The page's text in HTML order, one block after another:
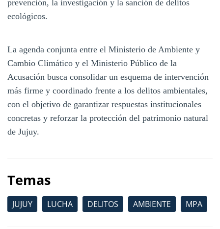
prevención, la investigación y la sanción de delitos
ecológicos.
La agenda conjunta entre el Ministerio de Ambiente y
Cambio Climático y el Ministerio Público de la
Acusación busca consolidar un esquema de intervención
más firme y coordinado frente a los delitos ambientales,
con el objetivo de garantizar respuestas institucionales
concretas y reforzar la protección del patrimonio natural
de Jujuy.
Temas
JUJUY LUCHA DELITOS AMBIENTE MPA